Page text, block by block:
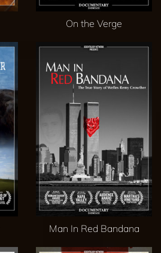
On the Verge
Man In Red Bandana